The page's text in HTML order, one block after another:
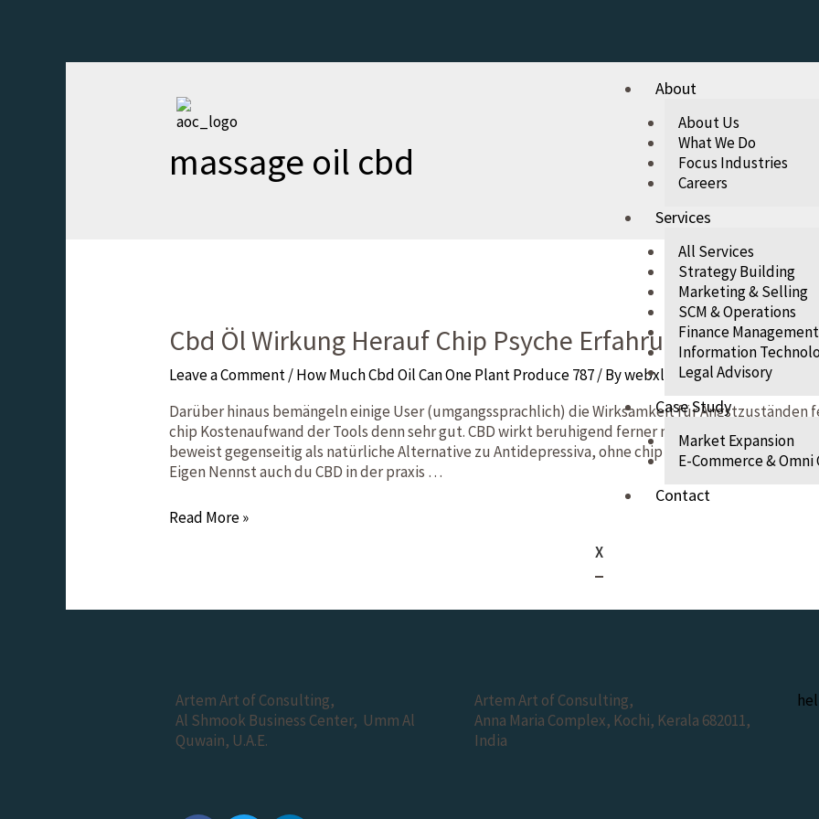
About
About Us
What We Do
Focus Industries
Careers
Services
All Services
Strategy Building
Marketing & Selling
SCM & Operations
Finance Management
Information
Legal Advisory
Case Study
Market Expansion
E-Commerce & Omni
Contact
X
massage oil cbd
Cbd Öl Wirkung Herauf Chip Psyche Erfahrungen Und-
Leave a Comment/How Much Cbd Oil Can One Plant Produce 787/ Bywebxlr8
Darüber hinaus bemängeln einige User (umgangssprachlich) die Wirksamkeit für
chip Kostenaufwand der Tools denn sehr gut. CBD wirkt beruhigend ferner mag so Ängste und
beweist gegenseitig als natürliche Alternative zu Antidepressiva, ohne chip üblichen
Eigen Nennst auch du CBD in der praxis …
Read More »
Artem Art of Consulting,
Al Shmook Business Center, Umm Al
Quwain, U.A.E.
Artem Art of Consulting,
Anna Maria Complex, Kochi, Kerala 682011,
India